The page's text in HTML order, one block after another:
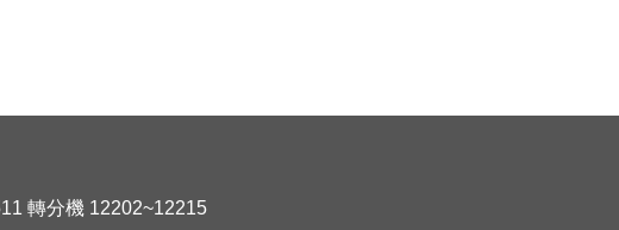
轉分機 12202~12215